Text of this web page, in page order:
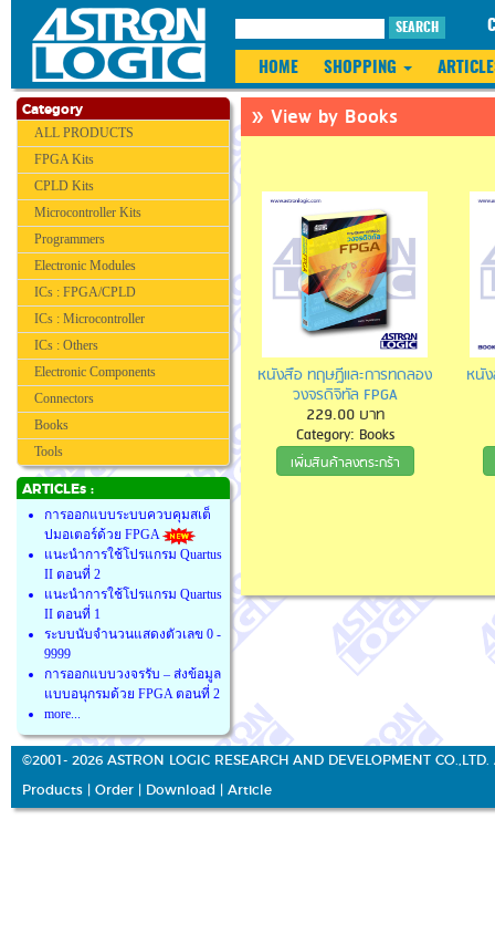
SEARCH
HOME SHOPPING
Category
ALL PRODUCTS
FPGA Kits
CPLD Kits
Microcontroller Kits
Programmers
Electronic Modules
ICs : FPGA/CPLD
ICs : Microcontroller
ICs : Others
Electronic Components
Connectors
Books
Tools
ARTICLEs :
การออกแบบระบบควบคุมสเต็
ปมอเตอร์ด้วย FPGA
แนะนำการใช้โปรแกรม Quartus
II ตอนที่ 2
แนะนำการใช้โปรแกรม Quartus
II ตอนที่ 1
ระบบนับจำนวนแสดงตัวเลข 0 -
9999
การออกแบบวงจรรับ – ส่งข้อมูล
แบบอนุกรมด้วย FPGA ตอนที่ 2
more...
» View by Books
หนังสือ ทฤษฎีและการทดลอง
วงจรดิจิทัล FPGA
229.00 บาท
Category: Books
เพิ่มสินค้าลงตระกร้า
หนั
©2001- 2026 ASTRON LOGIC RESEARCH AND DEVELOPMENT CO.,LTD.
Products Order Download Article